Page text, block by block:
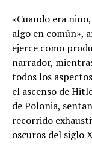
«Cuando era
algo en común»,
ejerce como
narrador,
todos los
el ascenso de
de Polonia,
recorrido
oscuros del siglo